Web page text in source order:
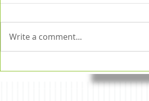
Write a comment...